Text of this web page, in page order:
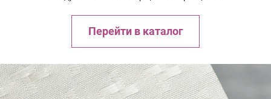
Перейти в каталог